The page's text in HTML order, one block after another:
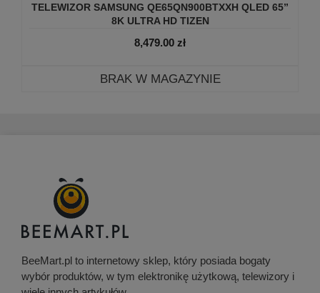
TELEWIZOR SAMSUNG QE65QN900BTXXH QLED 65”
8K ULTRA HD TIZEN
8,479.00 zł
BRAK W MAGAZYNIE
BeeMart.pl to internetowy sklep, który posiada bogaty
wybór produktów, w tym elektronikę użytkową, telewizory i